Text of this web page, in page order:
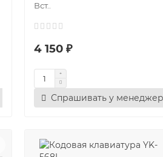
Вст..
4 150 ₽
Спрашивать у